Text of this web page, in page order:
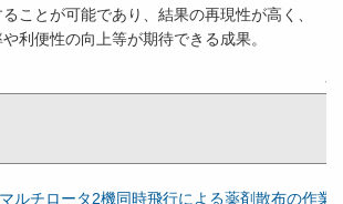
ことが可能であり、結果の再現性が高く、
利便性の向上等が期待できる成果。
マルチロータ2機同時飛行による薬剤散布の作業